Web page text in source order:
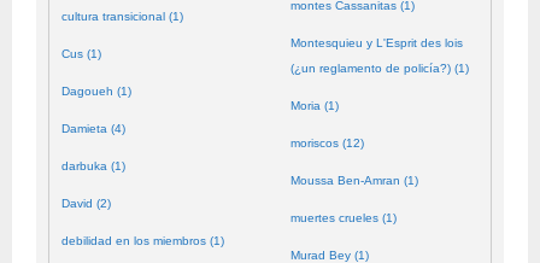
cultura transicional (1)
Cus (1)
Dagoueh (1)
Damieta (4)
darbuka (1)
David (2)
debilidad en los miembros (1)
montes Cassanitas (1)
Montesquieu y L'Esprit des lois
(¿un reglamento de policía?) (1)
Moria (1)
moriscos (12)
Moussa Ben-Amran (1)
muertes crueles (1)
Murad Bey (1)